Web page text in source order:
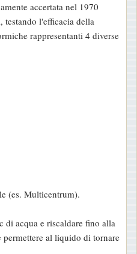
accertata nel 1970
testando l'efficacia della
rappresentanti 4 diverse
(es. Multicentrum).
di acqua e riscaldare fino alla
al liquido di tornare